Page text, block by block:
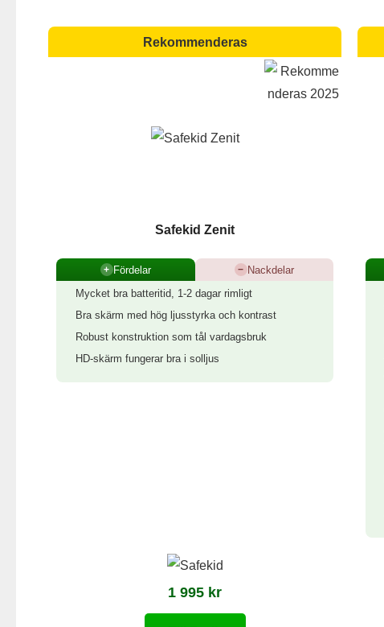
Rekommenderas
Safekid Zenit
+ Fördelar − Nackdelar
Mycket bra batteritid, 1-2 dagar rimligt
Bra skärm med hög ljusstyrka och kontrast
Robust konstruktion som tål vardagsbruk
HD-skärm fungerar bra i solljus
1 995 kr